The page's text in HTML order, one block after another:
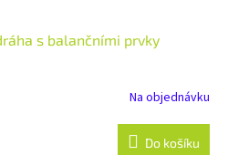
s balančními prvky
Na objednávku
Do košíku